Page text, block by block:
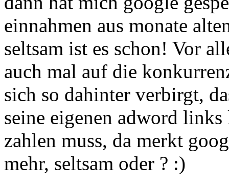
einnahmen aus monate
seltsam ist es schon! Vor
auch mal auf die
sich so dahinter verbirgt,
seine eigenen adword
zahlen muss, da merkt
mehr, seltsam oder ? :)